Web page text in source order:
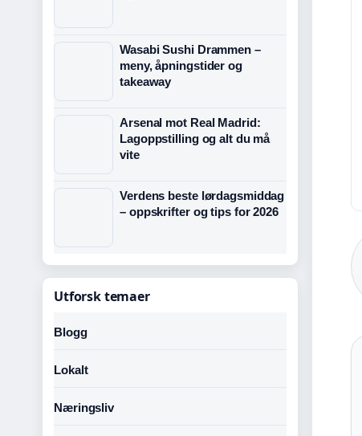
Wasabi Sushi Drammen –
meny, åpningstider og
takeaway
Arsenal mot Real Madrid:
Lagoppstilling og alt du må
vite
Verdens beste lørdagsmiddag
– oppskrifter og tips for 2026
Utforsk temaer
Blogg
Lokalt
Næringsliv